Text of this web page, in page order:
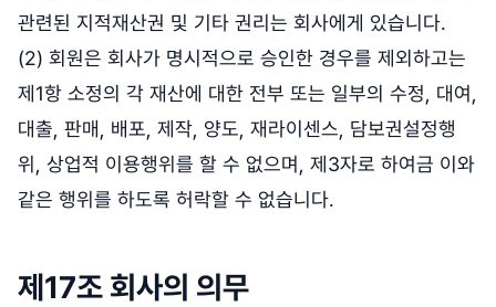
관련된 지적재산권 및 기타 권리는 회사에게 있습니다.
(2) 회원은 회사가 명시적으로 승인한 경우를 제외하고는
제1항 소정의 각 재산에 대한 전부 또는 일부의 수정, 대여,
대출, 판매, 배포, 제작, 양도, 재라이센스, 담보권설정행
위, 상업적 이용행위를 할 수 없으며, 제3자로 하여금 이와
같은 행위를 하도록 허락할 수 없습니다.
제17조 회사의 의무